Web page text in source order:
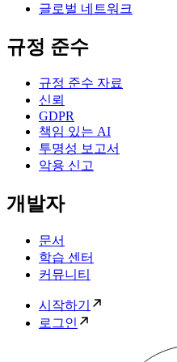
글로벌 네트워크
규정 준수
규정 준수 자료
신뢰
GDPR
책임 있는 AI
투명성 보고서
악용 신고
개발자
문서
학습 센터
커뮤니티
시작하기
로그인